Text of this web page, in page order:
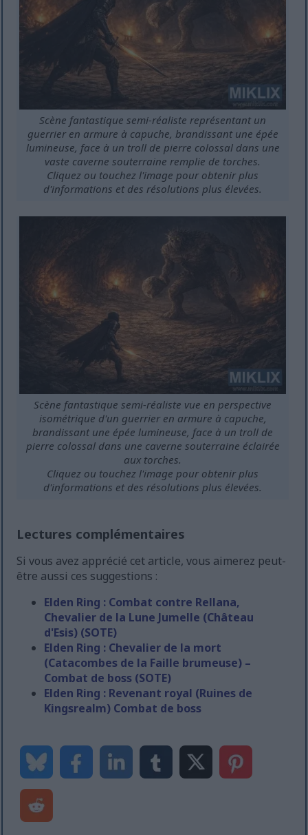
Scène fantastique semi-réaliste représentant un
guerrier en armure à capuche, brandissant une épée
lumineuse, face à un troll de pierre colossal dans une
vaste caverne souterraine remplie de torches.
Cliquez ou touchez l'image pour obtenir plus
d'informations et des résolutions plus élevées.
Scène fantastique semi-réaliste vue en perspective
isométrique d'un guerrier en armure à capuche,
brandissant une épée lumineuse, face à un troll de
pierre colossal dans une caverne souterraine éclairée
aux torches.
Cliquez ou touchez l'image pour obtenir plus
d'informations et des résolutions plus élevées.
Lectures complémentaires
Si vous avez apprécié cet article, vous aimerez peut-
être aussi ces suggestions :
Elden Ring : Combat contre Rellana,
Chevalier de la Lune Jumelle (Château
d'Esis) (SOTE)
Elden Ring : Chevalier de la mort
(Catacombes de la Faille brumeuse) –
Combat de boss (SOTE)
Elden Ring : Revenant royal (Ruines de
Kingsrealm) Combat de boss